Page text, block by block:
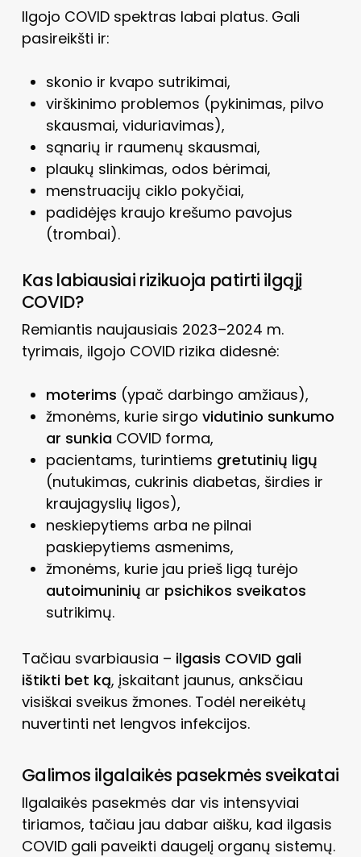
Ilgojo COVID spektras labai platus. Gali
pasireikšti ir:
skonio ir kvapo sutrikimai,
virškinimo problemos (pykinimas, pilvo
skausmai, viduriavimas),
sąnarių ir raumenų skausmai,
plaukų slinkimas, odos bėrimai,
menstruacijų ciklo pokyčiai,
padidėjęs kraujo krešumo pavojus
(trombai).
Kas labiausiai rizikuoja patirti ilgąjį
COVID?
Remiantis naujausiais 2023–2024 m.
tyrimais, ilgojo COVID rizika didesnė:
moterims (ypač darbingo amžiaus),
žmonėms, kurie sirgo vidutinio sunkumo
ar sunkiaCOVID forma,
pacientams, turintiems gretutinių ligų
(nutukimas, cukrinis diabetas, širdies ir
kraujagyslių ligos),
neskiepytiems arba ne pilnai
paskiepytiems asmenims,
žmonėms, kurie jau prieš ligą turėjo
autoimuninių ar psichikos sveikatos
sutrikimų.
Tačiau svarbiausia – ilgasis COVID gali
ištikti bet ką, įskaitant jaunus, anksčiau
visiškai sveikus žmones. Todėl nereikėtų
nuvertinti net lengvos infekcijos.
Galimos ilgalaikės pasekmės sveikatai
Ilgalaikės pasekmės dar vis intensyviai
tiriamos, tačiau jau dabar aišku, kad ilgasis
COVID gali paveikti daugelį organų sistemų.